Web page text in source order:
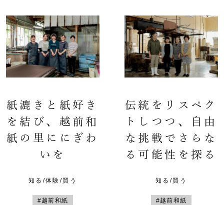
紙漉きと紙好き
を結び、越前和
紙の里ににぎわ
いを
知る/体験/買う
#越前和紙
伝統をリスペク
トしつつ、自由
な挑戦でさらな
る可能性を探る
知る/買う
#越前和紙